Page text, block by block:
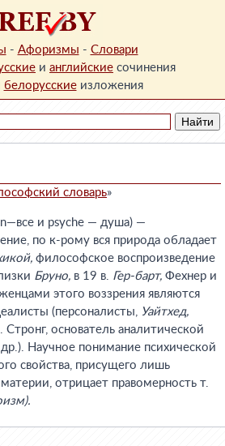
- Афоризмы - Словари
и английские сочинения
белорусскиеизложения
словарь»
и psyche — душа) —
по к-рому вся природа обладает
философское воспроизведение
Бруно, в 19 в. Гер-барт, Фехнер и
этого воззрения являются
(персоналисты, Уайтхед,
основатель аналитической
Научное понимание психической
свойства, присущего лишь
отрицает правомерность т.